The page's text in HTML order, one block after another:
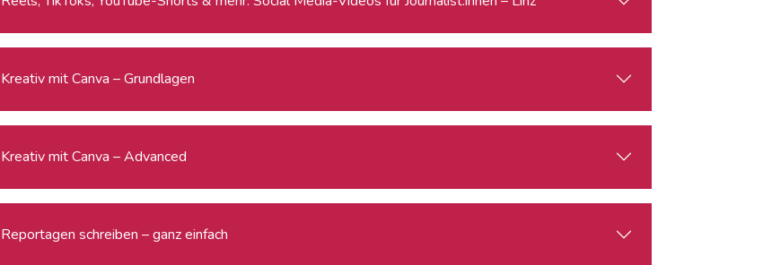
Kreativ mit Canva – Grundlagen
Kreativ mit Canva – Advanced
Reportagen schreiben – ganz einfach